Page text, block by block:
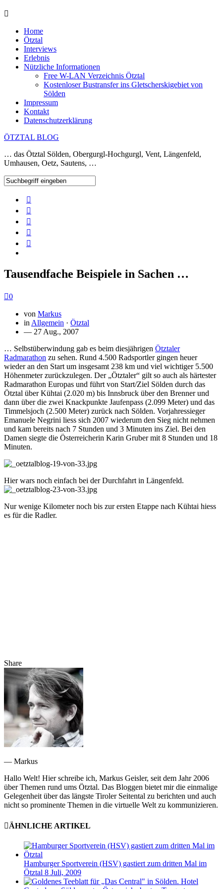
Home
Ötztal
Interviews
Erlebnis
Nützliche Informationen
Free W-LAN Verzeichnis Ötztal
Kostenloser Bustransfer ins Gletscherskigebiet von
Sölden
Impressum
Kontakt
Datenschutzerklärung
ÖTZTAL BLOG
… das Ötztal Sölden, Obergurgl-Hochgurgl, Vent, Längenfeld,
Umhausen, Oetz, Sautens, …
Tausendfache Beispiele in Sachen …
0
von Markus
in Allgemein · Ötztal
— 27 Aug., 2007
… Selbstüberwindung gab es beim diesjährigen Ötztaler
Radmarathon zu sehen. Rund 4.500 Radsportler gingen heuer
wieder an den Start um insgesamt 238 km und viel wichtiger 5.500
Höhenmeter zurückzulegen. Der „Ötztaler“ gilt so auch als härtester
Radmarathon Europas und führt von Start/Ziel Sölden durch das
Ötztal über Kühtai (2.020 m) bis Innsbruck über den Brenner und
dann über die zwei Knackpunkte Jaufenpass (2.099 Meter) und das
Timmelsjoch (2.500 Meter) zurück nach Sölden. Vorjahressieger
Emanuele Negrini liess sich 2007 wiederum den Sieg nicht nehmen
und kam bereits nach 7 Stunden und 3 Minuten ins Ziel. Bei den
Damen siegte die Österreicherin Karin Gruber mit 8 Stunden und 18
Minuten.
Hier wars noch einfach bei der Durchfahrt in Längenfeld.
Nur wenige Kilometer noch bis zur ersten Etappe nach Kühtai hiess
es für die Radler.
Share
— Markus
Hallo Welt! Hier schreibe ich, Markus Geisler, seit dem Jahr 2006
über Themen rund ums Ötztal. Das Bloggen bietet mir die einmalige
Gelegenheit über das längste Tiroler Seitental zu berichten und auch
nicht so prominente Themen in die virtuelle Welt zu kommunizieren.
ÄHNLICHE ARTIKEL
Hamburger Sportverein (HSV) gastiert zum dritten Mal im
Ötztal 8 Juli, 2009
Hotel